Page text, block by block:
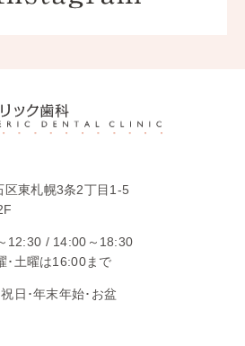
区東札幌3条2丁目1-5
12:30 / 14:00～18:30
･土曜は16:00まで
祝日･年末年始･お盆